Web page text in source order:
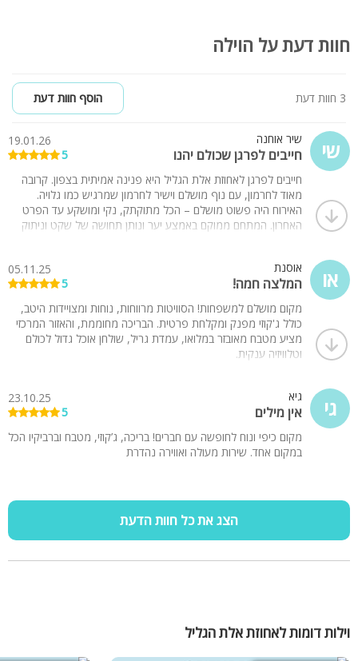
חוות דעת על הוילה
3 חוות דעת הוסף חוות דעת
שי שיר אוחנה
חייבים לפרגן שכולם יהנו
19.01.26
5
חייבים לפרגן לאחוזת אלת הגליל היא פנינה אמיתית בצפון. קרובה
מאוד לחרמון, עם נוף מושלם וישיר לחרמון שמרגיש כמו גלויה.
האירוח היה פשוט מושלם – הכל מתוקתק, נקי ומושקע עד הפרט
האחרון. המתחם ממוקם באמצע יער ונותן תחושה של שקט וניתוק
או אוסנת
המלצה חמה!
05.11.25
5
מקום מושלם למשפחות! הסוויטות מרווחות, נוחות ומצויידות היטב,
כולל ג'קוזי מפנק ומקלחת פרטית. הבריכה מחוממת, והאזור המרכזי
מציע מטבח מאובזר במלואו, עמדת גריל, שולחן אוכל גדול לכולם
וטלוויזיה ענקית.
גי גיא
אין מילים
23.10.25
5
מקום כיפי ונוח לחופשה עם חברים! בריכה, ג’קוזי, מטבח וברביקיו הכל
במקום אחד. שירות מעולה ואווירה נהדרת
הצג את כל חוות הדעת
וילות דומות לאחוזת אלת הגליל